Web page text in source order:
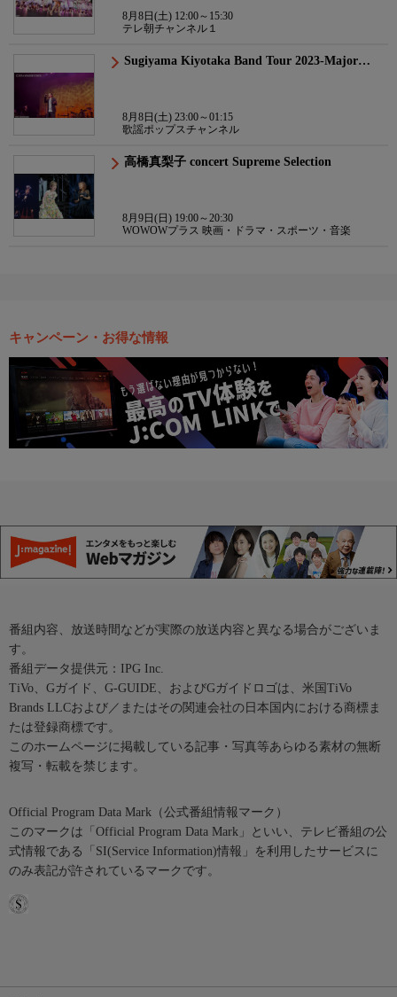
8月8日(土) 12:00～15:30
テレ朝チャンネル１
Sugiyama Kiyotaka Band Tour 2023-Major…
8月8日(土) 23:00～01:15
歌謡ポップスチャンネル
高橋真梨子 concert Supreme Selection
8月9日(日) 19:00～20:30
WOWOWプラス 映画・ドラマ・スポーツ・音楽
キャンペーン・お得な情報
番組内容、放送時間などが実際の放送内容と異なる場合がございま
す。
番組データ提供元：IPG Inc.
TiVo、Gガイド、G-GUIDE、およびGガイドロゴは、米国TiVo
Brands LLCおよび／またはその関連会社の日本国内における商標ま
たは登録商標です。
このホームページに掲載している記事・写真等あらゆる素材の無断
複写・転載を禁じます。
Official Program Data Mark（公式番組情報マーク）
このマークは「Official Program Data Mark」といい、テレビ番組の公
式情報である「SI(Service Information)情報」を利用したサービスに
のみ表記が許されているマークです。